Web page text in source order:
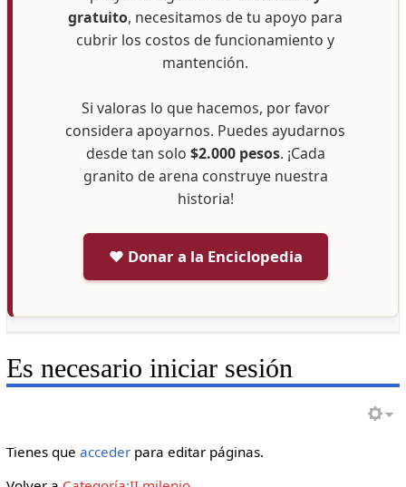
gratuito, necesitamos de tu apoyo para
cubrir los costos de funcionamiento y
mantención.
Si valoras lo que hacemos, por favor
considera apoyarnos. Puedes ayudarnos
desde tan solo $2.000 pesos. ¡Cada
granito de arena construye nuestra
historia!
❤️ Donar a la Enciclopedia
Es necesario iniciar sesión
Tienes que accederpara editar páginas.